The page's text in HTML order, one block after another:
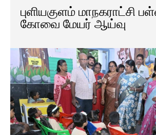
புளியகுளம் மாநகராட்சி
கோவை மேயர் ஆய்வு